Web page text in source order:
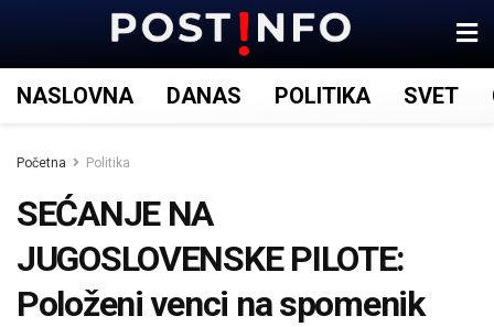
NASLOVNA DANAS POLITIKA SVET
Početna Politika
SEĆANJE NA
JUGOSLOVENSKE PILOTE:
Položeni venci na spomenik